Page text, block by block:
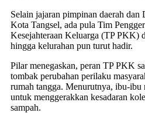
Selain jajaran pimpinan daerah
Kota Tangsel, ada pula Tim
Kesejahteraan Keluarga (TP PKK)
hingga kelurahan pun turut hadir.
Pilar menegaskan, peran TP PKK
tombak perubahan perilaku
rumah tangga. Menurutnya, ibu-ibu
untuk menggerakkan kesadaran
sampah.